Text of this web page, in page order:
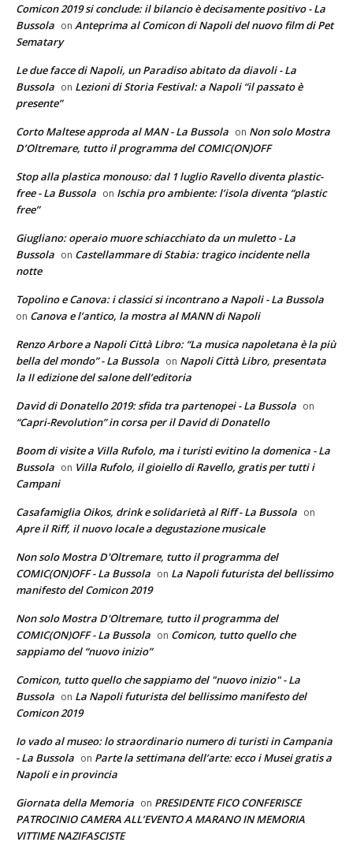
Comicon 2019 si conclude: il bilancio è decisamente positivo - La
Bussola on Anteprima al Comicon di Napoli del nuovo film di Pet
Sematary
Le due facce di Napoli, un Paradiso abitato da diavoli - La
Bussola on Lezioni di Storia Festival: a Napoli “il passato è
presente”
Corto Maltese approda al MAN - La Bussola on Non solo Mostra
D’Oltremare, tutto il programma del COMIC(ON)OFF
Stop alla plastica monouso: dal 1 luglio Ravello diventa plastic-
free - La Bussola on Ischia pro ambiente: l’isola diventa “plastic
free”
Giugliano: operaio muore schiacchiato da un muletto - La
Bussola on Castellammare di Stabia: tragico incidente nella
notte
Topolino e Canova: i classici si incontrano a Napoli - La Bussola
on Canova e l’antico, la mostra al MANN di Napoli
Renzo Arbore a Napoli Città Libro: “La musica napoletana è la più
bella del mondo” - La Bussola on Napoli Città Libro, presentata
la II edizione del salone dell’editoria
David di Donatello 2019: sfida tra partenopei - La Bussola on
“Capri-Revolution” in corsa per il David di Donatello
Boom di visite a Villa Rufolo, ma i turisti evitino la domenica - La
Bussola on Villa Rufolo, il gioiello di Ravello, gratis per tutti i
Campani
Casafamiglia Oikos, drink e solidarietà al Riff - La Bussola on
Apre il Riff, il nuovo locale a degustazione musicale
Non solo Mostra D'Oltremare, tutto il programma del
COMIC(ON)OFF - La Bussola on La Napoli futurista del bellissimo
manifesto del Comicon 2019
Non solo Mostra D'Oltremare, tutto il programma del
COMIC(ON)OFF - La Bussola on Comicon, tutto quello che
sappiamo del “nuovo inizio”
Comicon, tutto quello che sappiamo del "nuovo inizio" - La
Bussola on La Napoli futurista del bellissimo manifesto del
Comicon 2019
Io vado al museo: lo straordinario numero di turisti in Campania
- La Bussola on Parte la settimana dell’arte: ecco i Musei gratis a
Napoli e in provincia
Giornata della Memoria on PRESIDENTE FICO CONFERISCE
PATROCINIO CAMERA ALL’EVENTO A MARANO IN MEMORIA
VITTIME NAZIFASCISTE